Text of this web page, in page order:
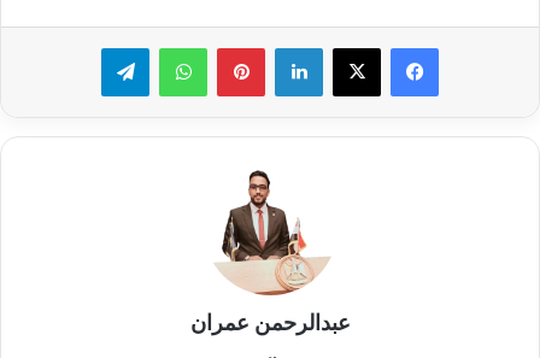
لينكدإن بينتيريستواتساب تيلقرام
عبدالرحمن عمران